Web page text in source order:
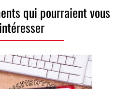
qui pourraient vous
intéresser